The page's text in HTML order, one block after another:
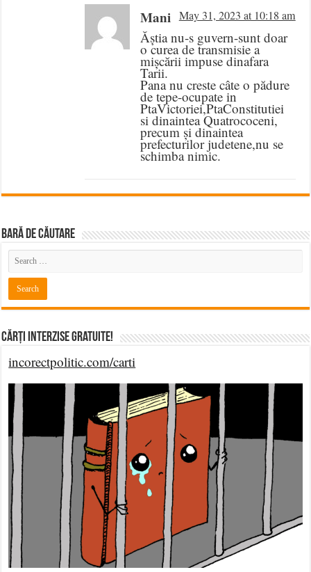
Mani May 31, 2023 at 10:18 am
Ăștia nu-s guvern-sunt doar
o curea de transmisie a
mișcării impuse dinafara
Tarii.
Pana nu creste câte o pădure
de tepe-ocupate in
PtaVictoriei,PtaConstitutiei
si dinaintea Quatrococeni,
precum și dinaintea
prefecturilor judetene,nu se
schimba nimic.
BARĂ DE CĂUTARE
Cărți Interzise Gratuite!
incorectpolitic.com/carti